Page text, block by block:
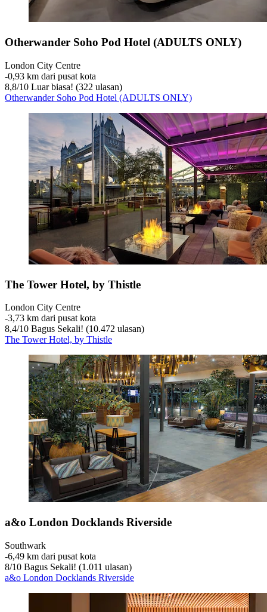
Otherwander Soho Pod Hotel (ADULTS ONLY)
London City Centre
‐0,93 km dari pusat kota
8,8/10 Luar biasa! (322 ulasan)
Otherwander Soho Pod Hotel (ADULTS ONLY)
The Tower Hotel, by Thistle
London City Centre
‐3,73 km dari pusat kota
8,4/10 Bagus Sekali! (10.472 ulasan)
The Tower Hotel, by Thistle
a&o London Docklands Riverside
Southwark
‐6,49 km dari pusat kota
8/10 Bagus Sekali! (1.011 ulasan)
a&o London Docklands Riverside